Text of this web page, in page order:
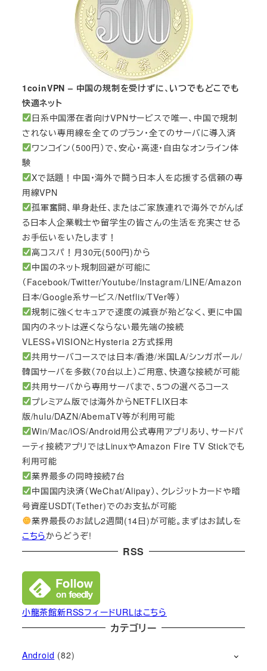
1coinVPN – 中国の規制を受けずに、いつでもどこでも
快適ネット
日系中国滞在者向けVPNサービスで唯一、中国で規制
されない専用線を全てのプラン・全てのサーバに導入済
ワンコイン（500円）で、安心・高速・自由なオンライン体
験
Xで話題！中国・海外で闘う日本人を応援する信頼の専
用線VPN
孤軍奮闘、単身赴任、またはご家族連れで海外でがんば
る日本人企業戦士や留学生の皆さんの生活を充実させる
お手伝いをいたします！
高コスパ！月30元(500円)から
中国のネット規制回避が可能に
（Facebook/Twitter/Youtube/Instagram/LINE/Amazon
日本/Google系サービス/Netflix/TVer等）
規制に強くセキュアで速度の減衰が殆どなく、更に中国
国内のネットは遅くならない最先端の接続
VLESS+VISIONとHysteria 2方式採用
共用サーバコースでは日本/香港/米国LA/シンガポール/
韓国サーバを多数（70台以上）ご用意、快適な接続が可能
共用サーバから専用サーバまで、5つの選べるコース
プレミアム版では海外からNETFLIX日本
版/hulu/DAZN/AbemaTV等が利用可能
Win/Mac/iOS/Android用公式専用アプリあり、サードパ
ーティ接続アプリではLinuxやAmazon Fire TV Stickでも
利用可能
業界最多の同時接続7台
中国国内決済（WeChat/Alipay）、クレジットカードや暗
号資産USDT(Tether)でのお支払が可能
業界最長のお試し2週間(14日)が可能。まずはお試しを
こちらからどうぞ!
RSS
小龍茶館新RSSフィードURLはこちら
カテゴリー
Android (82)